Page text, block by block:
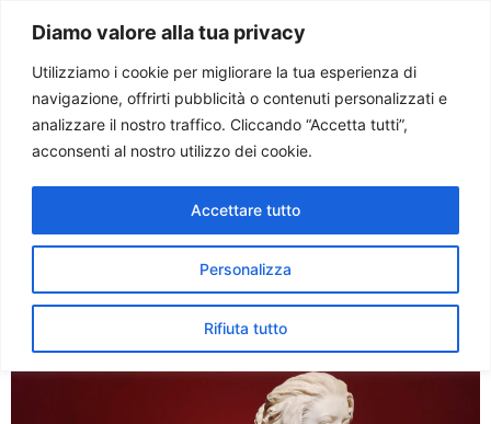
Diamo valore alla tua privacy
Utilizziamo i cookie per migliorare la tua esperienza di
navigazione, offrirti pubblicità o contenuti personalizzati e
analizzare il nostro traffico. Cliccando “Accetta tutti”,
acconsenti al nostro utilizzo dei cookie.
Personalizza
Rifiuta tutto
Accettare tutto
Paolo Ondarza
Tag:urbanoviii
Bernini e Urbano VIII:
l’alleanza che trasformò
Roma nel teatro del Barocco